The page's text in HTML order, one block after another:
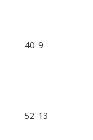
40 9
52 13